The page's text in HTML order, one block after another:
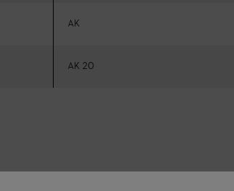
AK
AK 20